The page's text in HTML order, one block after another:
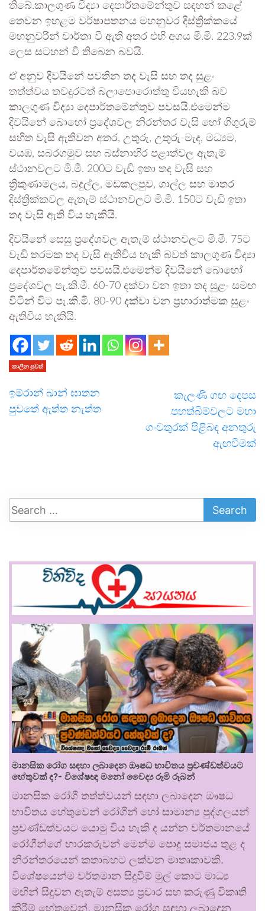
තිබේ.කාලගුණ විද්‍යා දෙපාර්තමේන්තුව සඳහන් කළේ
තෙවන ඉහළම වර්ෂාපතනය මහනුවර දිස්ත්‍රික්කයේ
මහනුවරින් වාර්තා වී ඇති අතර එහි අගය මී.මී. 223.9ක්
ලෙස සටහන් වී තිබෙන බවයි.
ඒ අනුව දිවයිනේ පවතින තද වැසි සහ තද සුළං
තත්ත්වය තවදුරටත් බලාපොරොත්තු වියහැකි බව
කාලගුණ විද්‍යා දෙපාර්තමේන්තුව පවසයි.එමෙන්ම
දිවයිනේ බොහෝ ප්‍රදේශවල නිරන්තර වැසි හෝ ගිගුරුම්
සහිත වැසි ඇතිවන අතර, උතුරු, උතුරු-මැද, මධ්‍යම,
වයඹ, සබරගමුව සහ බස්නාහිර පළාත්වල ඇතැම්
ස්ථානවලට මි.මී. 200ට වැඩි ඉතා තද වැසි සහ
ත්‍රිකුණාමලය, බදුල්ල, මඩකලපුව, ගාල්ල සහ මාතර
දිස්ත්‍රික්කවල ඇතැම් ස්ථානවලට මි.මී. 150ට වැඩි ඉතා
තද වැසි ඇති විය හැකියි.
දිවයිනේ සෙසු ප්‍රදේශවල ඇතැම් ස්ථානවලට මි.මී. 75ට
වැඩි තරමක තද වැසි ඇතිවිය හැකි බවත් කාලගුණ විද්‍යා
දෙපාර්තමේන්තුව පවසයි.එමෙන්ම දිවයිනේ බොහෝ
ප්‍රදේශවල පැ.කි.මී. 60-70 දක්වා වන ඉතා තද සුළං සමඟ
විටින් විට පැ.කි.මී. 80-90 දක්වා වන ප්‍රහාරාත්මක සුළං
ඇතිවිය හැකියි.
කාලීන පුවත්
ඉම්රාන් ඛාන් ඝාතන
පුවතේ ඇත්ත නැත්ත
කැලණි ගඟ දෙපස
පහත්බිම්වලට මහා
ගංවතුරක් පිළිබඳ අනතුරු
ඇඟවීමක්
මානසික රෝග සඳහා ලබාදෙන ඖෂධ භාවිතය ප්‍රචණ්ඩත්වයට
හේතුවක් ද?- විශේෂඥ මනෝ වෛද්‍ය රූමි රූබන්
මානසික රෝගී තත්ත්වයන් සඳහා ලබාදෙන ඖෂධ
භාවිතය හේතුවෙන් රෝගීන් හෝ සාමාන්‍ය පුද්ගලයන්
ප්‍රචණ්ඩත්වයට යොමු විය හැකි ද යන්න වර්තමානයේ
රෝගීන්ගේ භාරකරුවන් මෙන්ම පොදු සමාජය තුළ ද
නිරන්තරයෙන් කතාබහට ලක්වන මාතෘකාවකි.
විශේෂයෙන්ම වර්තමාන සිදුවීම් මුල් කොට මාධ්‍ය
මඟින් සිදුවන ඇතැම් අසත්‍ය ප්‍රචාර සහ කරුණු විකෘති
කිරීම් හේතුවෙන්, මානසික රෝග සඳහා ලබාදෙන